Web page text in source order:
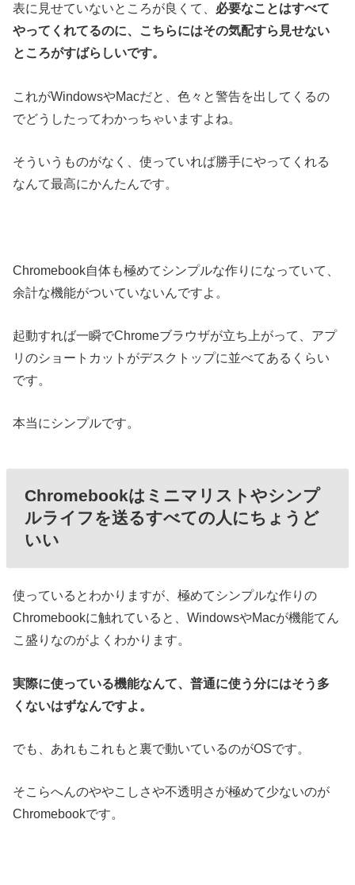
表に見せていないところが良くて、 必要なことはすべて
やってくれてるのに、こちらにはその気配すら見せない
ところがすばらしいです。
これがWindowsやMacだと、色々と警告を出してくるの
でどうしたってわかっちゃいますよね。
そういうものがなく、使っていれば勝手にやってくれる
なんて最高にかんたんです。
Chromebook自体も極めてシンプルな作りになっていて、
余計な機能がついていないんですよ。
起動すれば一瞬でChromeブラウザが立ち上がって、アプ
リのショートカットがデスクトップに並べてあるくらい
です。
本当にシンプルです。
Chromebookはミニマリストやシンプ
ルライフを送るすべての人にちょうど
いい
使っているとわかりますが、極めてシンプルな作りの
Chromebookに触れていると、WindowsやMacが機能てん
こ盛りなのがよくわかります。
実際に使っている機能なんて、普通に使う分にはそう多
くないはずなんですよ。
でも、あれもこれもと裏で動いているのがOSです。
そこらへんのややこしさや不透明さが極めて少ないのが
Chromebookです。